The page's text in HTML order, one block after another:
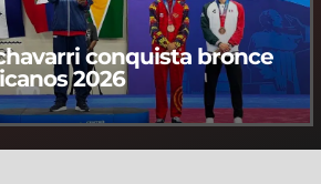
conquista bronce
2026